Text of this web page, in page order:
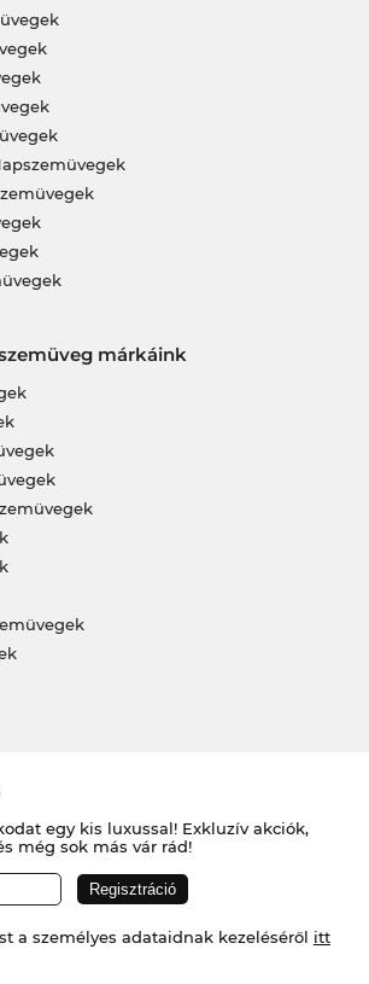
márkáink
egy kis luxussal! Exkluzív akciók,
még sok más vár rád!
a személyes adataidnak kezeléséről itt